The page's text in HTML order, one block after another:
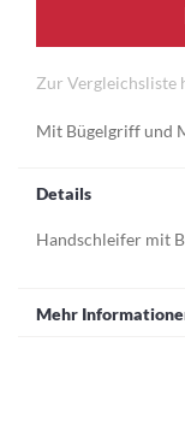
Zur Vergleichsliste
Mit Bügelgriff und
Details
Handschleifer mit
Mehr